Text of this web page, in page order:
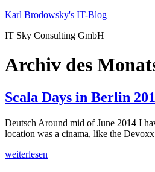
Zum
springen
Karl Brodowsky's IT-Blog
IT Sky Consulting GmbH
Archiv des
Scala Days in Berlin
Deutsch Around mid of June 2014 I
location was a cinama, like the
„Scala
weiterlesen